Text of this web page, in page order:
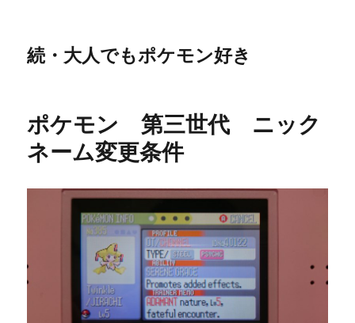
続・大人でもポケモン好き
ポケモン 第三世代 ニック
ネーム変更条件